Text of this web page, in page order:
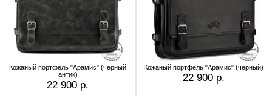
Кожаный портфель "Арамис" (черный
антик)
22 900 р.
Кожаный портфель "Арамис" (черный)
22 900 р.